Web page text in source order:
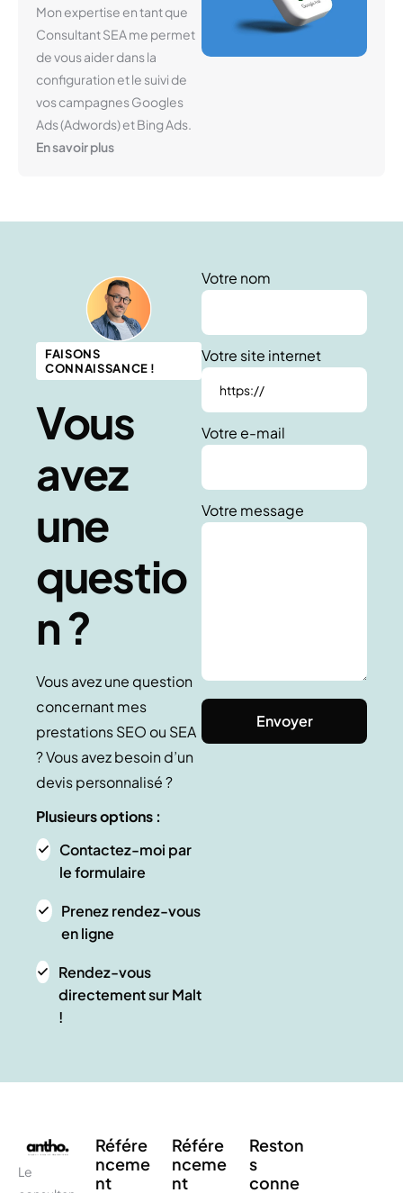
Mon expertise en tant que
Consultant SEA me permet
de vous aider dans la
configuration et le suivi de
vos campagnes Googles
Ads (Adwords) et Bing Ads.
En savoir plus
FAISONS
CONNAISSANCE !
Vous
avez
une
questio
n ?
Vous avez une question
concernant mes
prestations SEO ou SEA
? Vous avez besoin d’un
devis personnalisé ?
Plusieurs options :
Contactez-moi par
le formulaire
Prenez rendez-vous
en ligne
Rendez-vous
directement sur Malt
!
Votre nom
Votre site internet
Votre e-mail
Votre message
Le
Référe
nceme
nt
Référe
nceme
nt
Reston
s
conne